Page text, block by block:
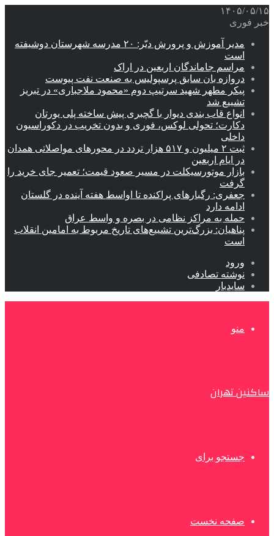
۱۴۰۵/۰۵/۱۵
خبر فوری
مدیر آموزش و پرورش دیّر: ۲۰ مدرسه شهرستان دوشیفته
است
مراسم جاماندگان اربعین در اراک
دروازه بان سابق پرسپولیس به صنعت نفت پیوست
پیکر مطهر شهید سرتیپ دوم «محمود ملاجباری» در تبریز
تشییع شد
انواع قاب بندی دیوار با گچبری پیش ساخته پلی یورتان
دکارت؛ تحولی لوکس، فوری و بدون تخریب در دکوراسیون
داخلی
ثبت ۲ میلیون و ۵۱۷ هزار تردد در محورهای مواصلاتی همدان
در ایام اربعین
بازار موتورسیکلت در مسیر صعود قیمت؛ تعمیر جای خرید را
گرفت
جعفری: رگبارهای پراکنده تا اواسط هفته آینده در گلستان
ادامه دارد
حمله به مراکز نظامی در بصره و واسط عراق
پناهیان: بزرگ‌ترین تشییع‌های تاریخ مربوط به امامین انقلاب
است
ورود
نوشته تصادفی
سایدبار
منو
ساکنین تهران
جستجو برای
صفحه نخست